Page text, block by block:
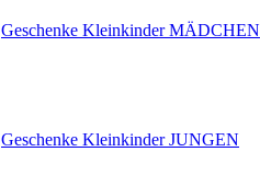
Geschenke Kleinkinder MÄDCHEN
Geschenke Kleinkinder JUNGEN